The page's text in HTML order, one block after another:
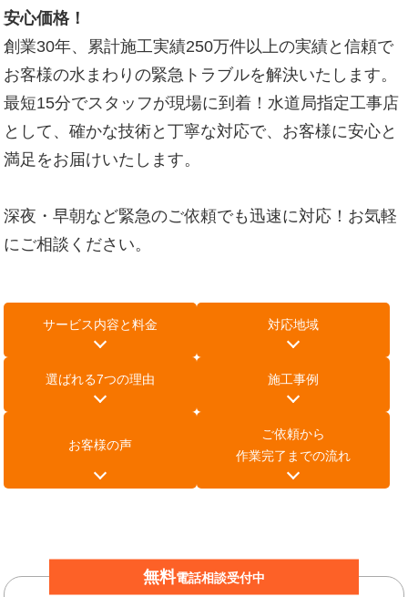
安心価格！
創業30年、累計施工実績250万件以上の実績と信頼で
お客様の水まわりの緊急トラブルを解決いたします。
最短15分でスタッフが現場に到着！水道局指定工事店
として、確かな技術と丁寧な対応で、お客様に安心と
満足をお届けいたします。
深夜・早朝など緊急のご依頼でも迅速に対応！お気軽
にご相談ください。
サービス内容と料金 対応地域
選ばれる7つの理由 施工事例
お客様の声
ご依頼から
作業完了までの流れ
無料電話相談受付中